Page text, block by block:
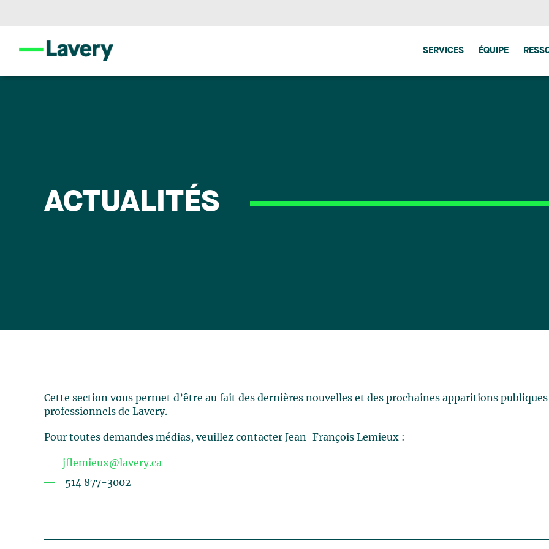
SERVICES ÉQUIPE
ACTUALITÉS
Cette section vous permet d’être au fait des dernières nouvelles et des prochaines apparitions publiques
professionnels de Lavery.
Pour toutes demandes médias, veuillez contacter Jean-François Lemieux :
jflemieux@lavery.ca
514 877-3002